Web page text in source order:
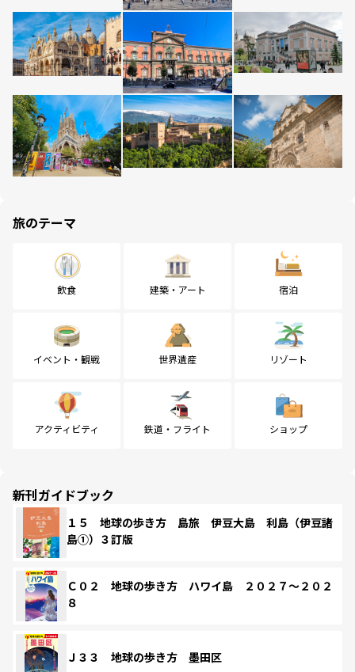
旅のテーマ
飲食 建築・アート 宿泊
イベント・観戦 世界遺産 リゾート
アクティビティ 鉄道・フライト ショップ
新刊ガイドブック
１５ 地球の歩き方 島旅 伊豆大島 利島（伊豆諸
島①）３訂版
Ｃ０２ 地球の歩き方 ハワイ島 ２０２７～２０２
８
Ｊ３３ 地球の歩き方 墨田区